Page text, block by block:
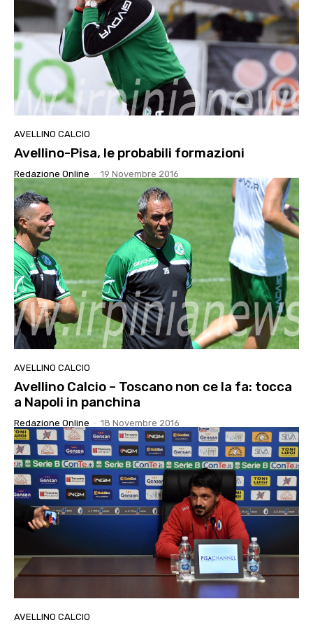
AVELLINO CALCIO
Avellino-Pisa, le probabili formazioni
Redazione Online - 19 Novembre 2016
AVELLINO CALCIO
Avellino Calcio – Toscano non ce la fa: tocca
a Napoli in panchina
Redazione Online - 18 Novembre 2016
AVELLINO CALCIO